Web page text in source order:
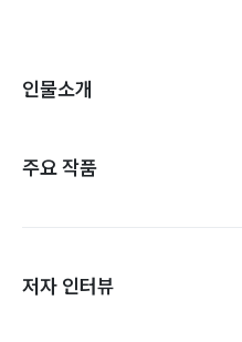
인물소개
주요 작품
저자 인터뷰